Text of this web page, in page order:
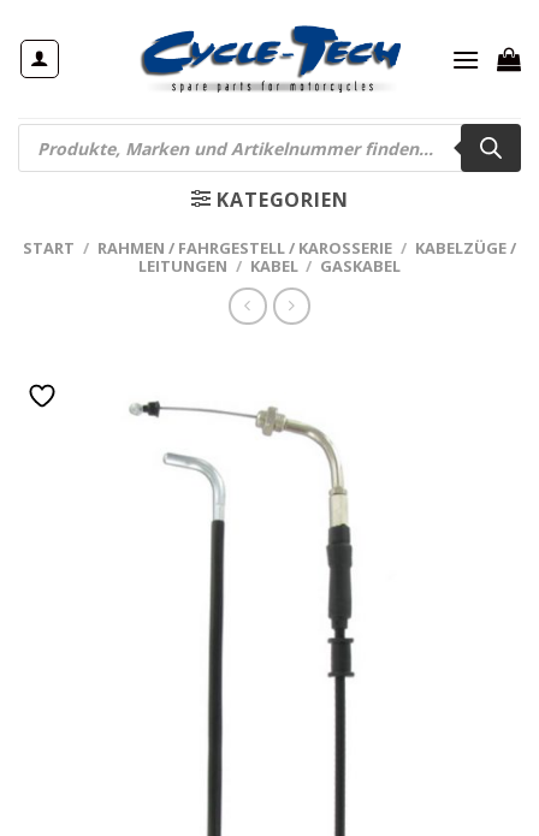
Inhalt
springen
Products
search
KATEGORIEN
START / RAHMEN / FAHRGESTELL / KAROSSERIE / KABELZÜGE /
LEITUNGEN / KABEL / GASKABEL